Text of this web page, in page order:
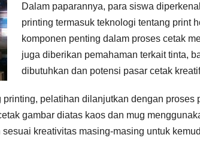
Dalam paparannya, para siswa
printing termasuk teknologi tentang print
komponen penting dalam proses cetak
juga diberikan pemahaman terkait tinta,
dibutuhkan dan potensi pasar cetak
pelatihan dilanjutkan dengan proses
gambar diatas kaos dan mug
kreativitas masing-masing untuk